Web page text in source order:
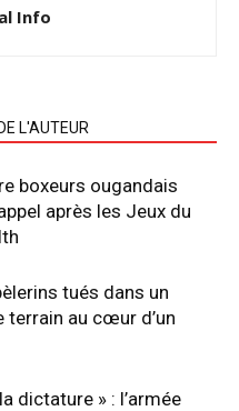
Info
L'AUTEUR
boxeurs ougandais
après les Jeux du
tués dans un
terrain au cœur d’un
dictature » : l’armée